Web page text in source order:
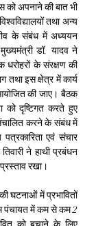
को अपनाने की बात भी
तथा अन्य
के संबंध में अध्ययन
मुख्यमंत्री डॉ. यादव ने
धरोहरों के संरक्षण की
तथा इस क्षेत्र में कार्य
की जाए। बैठक
को दृष्टिगत करते हुए
संचालित करने के संबंध में
पत्रकारिता एवं संचार
ने हाथी प्रबंधन
रखा।
घटनाओं में प्रभावितों
पंचायत में कम से कम 2